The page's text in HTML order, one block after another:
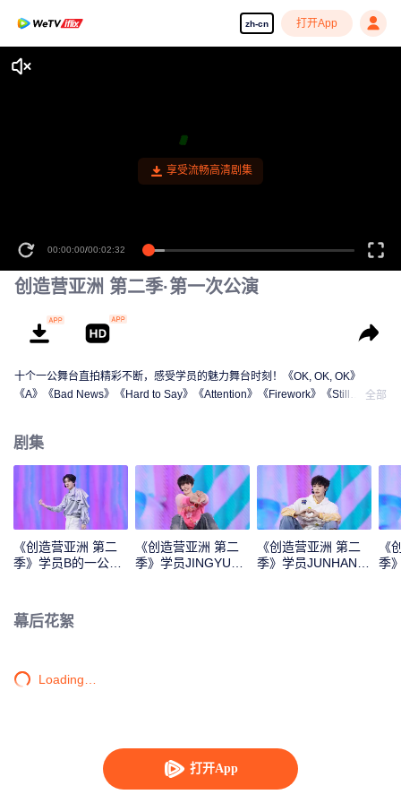
zh-cn 打开App
打开App
享受流畅高清剧集
00:00:00/00:02:32
创造营亚洲 第二季·第一次公演
十个一公舞台直拍精彩不断，感受学员的魅力舞台时刻！《OK, OK, OK》
《A》《Bad News》《Hard to Say》《Attention》《Firework》《Still
全部
剧集
《创造营亚洲 第二
季》学员B的一公直
《创造营亚洲 第二
季》学员JINGYU的
《创造营亚洲 第二
季》学员JUNHAN的
《
季
幕后花絮
Loading…